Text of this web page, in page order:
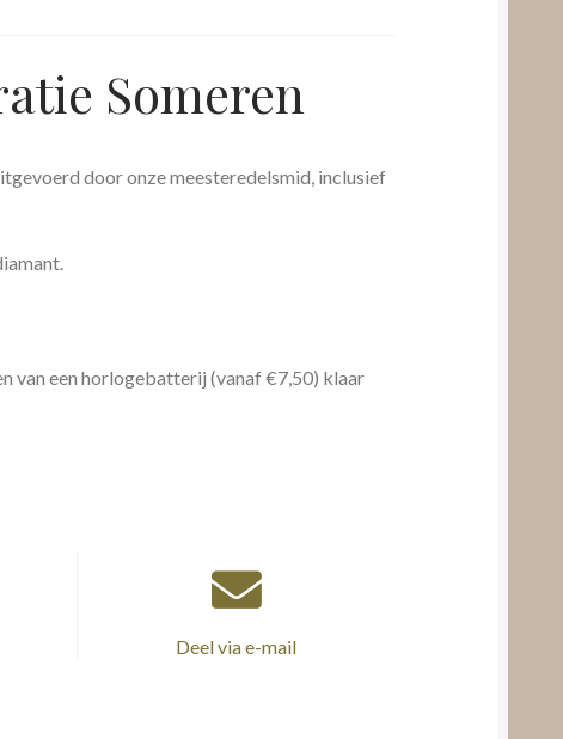
Someren
door onze meesteredelsmid, inclusief
van een horlogebatterij (vanaf €7,50) klaar
Deel via e-mail